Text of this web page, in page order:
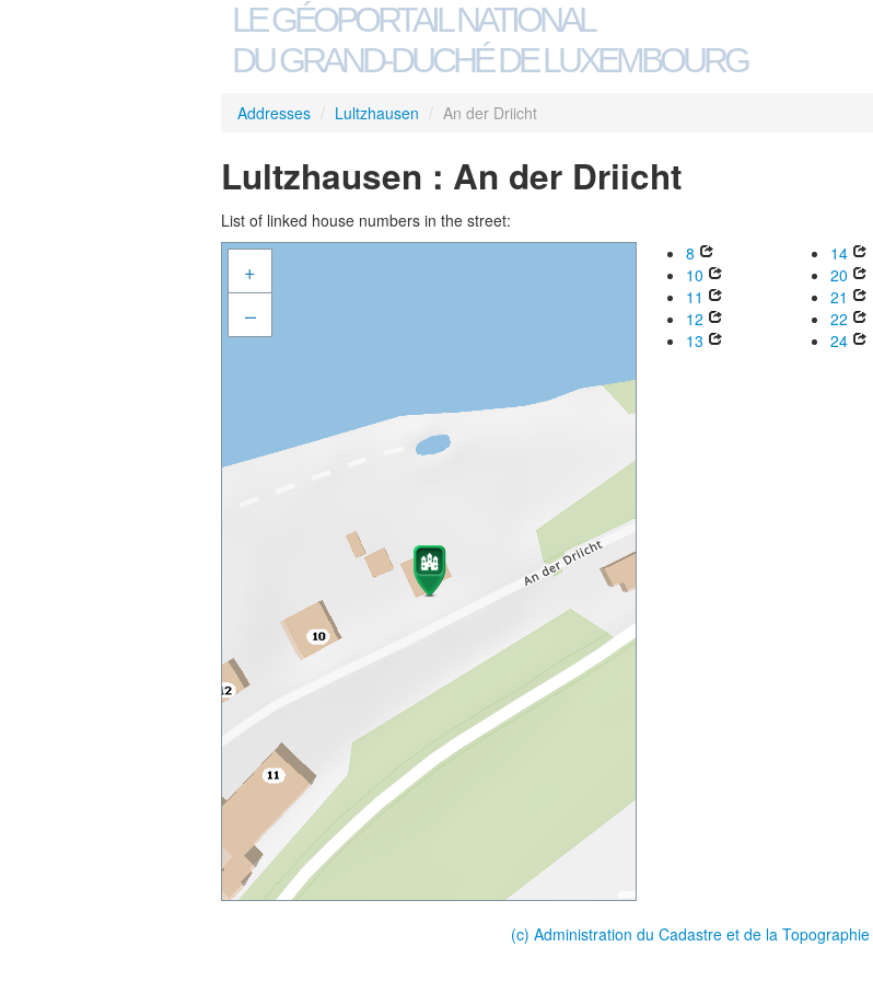
LE GÉOPORTAIL NATIONAL
DU GRAND-DUCHÉ DE LUXEMBOURG
Addresses / Lultzhausen / An der Driicht
Lultzhausen : An der Driicht
List of linked house numbers in the street:
+
–
8
10
11
12
13
14
20
21
22
24
(c) Administration du Cadastre et de la Topographie